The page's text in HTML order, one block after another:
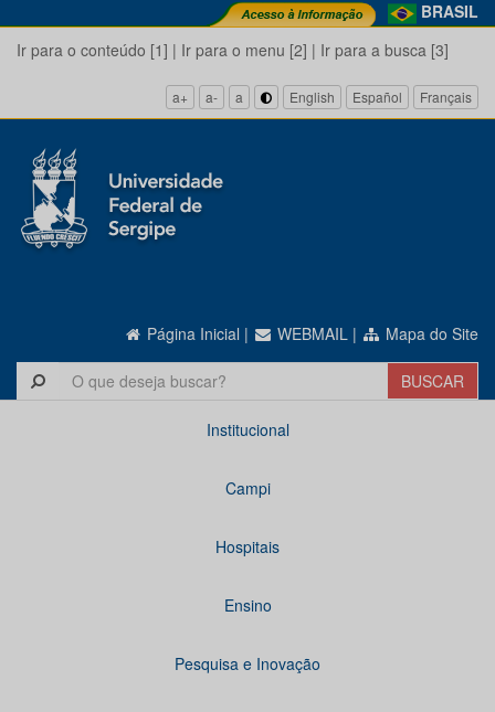
BRASIL
Ir para o conteúdo [1] | Ir para o menu [2] | Ir para a busca [3]
a+ a- a English Español Français
Página Inicial | WEBMAIL | Mapa do Site
Institucional
Campi
Hospitais
Ensino
Pesquisa e Inovação